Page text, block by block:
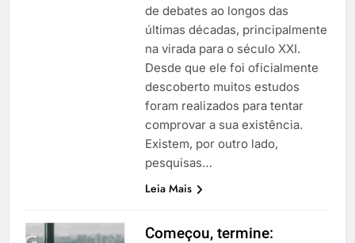
de debates ao longos das
últimas décadas, principalmente
na virada para o século XXI.
Desde que ele foi oficialmente
descoberto muitos estudos
foram realizados para tentar
comprovar a sua existência.
Existem, por outro lado,
pesquisas…
Leia Mais
Começou, termine: